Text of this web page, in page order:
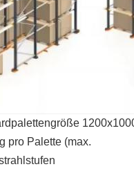
pro Palette (max.